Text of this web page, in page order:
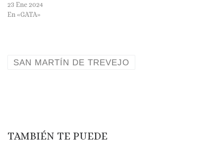
23 Ene 2024
En «GATA»
SAN MARTÍN DE TREVEJO
TAMBIÉN TE PUEDE